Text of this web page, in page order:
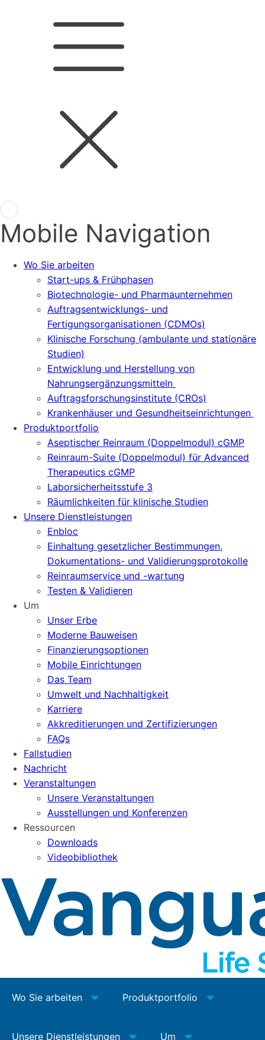
Mobile Navigation
Wo Sie arbeiten
Start-ups & Frühphasen
Biotechnologie- und Pharmaunternehmen
Auftragsentwicklungs- und
Fertigungsorganisationen (CDMOs)
Klinische Forschung (ambulante und stationäre
Studien)
Entwicklung und Herstellung von
Nahrungsergänzungsmitteln
Auftragsforschungsinstitute (CROs)
Krankenhäuser und Gesundheitseinrichtungen
Produktportfolio
Aseptischer Reinraum (Doppelmodul) cGMP
Reinraum-Suite (Doppelmodul) für Advanced
Therapeutics cGMP
Laborsicherheitsstufe 3
Räumlichkeiten für klinische Studien
Unsere Dienstleistungen
Enbloc
Einhaltung gesetzlicher Bestimmungen,
Dokumentations- und Validierungsprotokolle
Reinraumservice und -wartung
Testen & Validieren
Um
Unser Erbe
Moderne Bauweisen
Finanzierungsoptionen
Mobile Einrichtungen
Das Team
Umwelt und Nachhaltigkeit
Karriere
Akkreditierungen und Zertifizierungen
FAQs
Fallstudien
Nachricht
Veranstaltungen
Unsere Veranstaltungen
Ausstellungen und Konferenzen
Ressourcen
Downloads
Videobibliothek
Wo Sie arbeiten Produktportfolio
Unsere Dienstleistungen Um